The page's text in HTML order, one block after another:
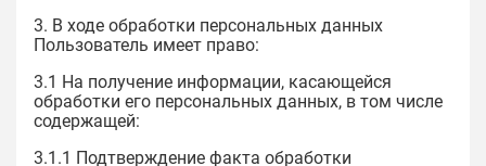
3. В ходе обработки персональных данных
Пользователь имеет право:
3.1 На получение информации, касающейся
обработки его персональных данных, в том числе
содержащей:
3.1.1 Подтверждение факта обработки